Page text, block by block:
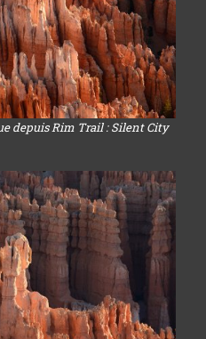
depuis Rim Trail : Silent City